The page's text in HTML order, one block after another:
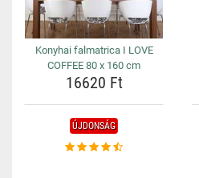
Konyhai falmatrica I LOVE
COFFEE 80 x 160 cm
16620 Ft
ÚJDONSÁG